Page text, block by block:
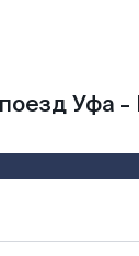
Уфа -